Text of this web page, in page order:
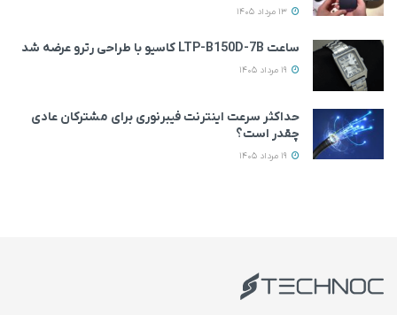
ساعت LTP-B150D-7B کاسیو با طراحی رترو عرضه شد
حداکثر سرعت اینترنت فیبرنوری برای مشترکان عادی
چقدر است؟